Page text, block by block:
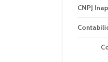
CNPJ